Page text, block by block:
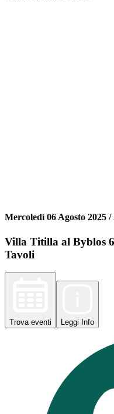
Mercoledì 06 Agosto 2025 /
Villa Titilla al Byblos
Tavoli
Trova eventi Leggi Info